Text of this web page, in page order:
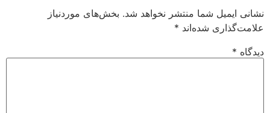
نشانی ایمیل شما منتشر نخواهد شد. بخش‌های موردنیاز
علامت‌گذاری شده‌اند*
دیدگاه*